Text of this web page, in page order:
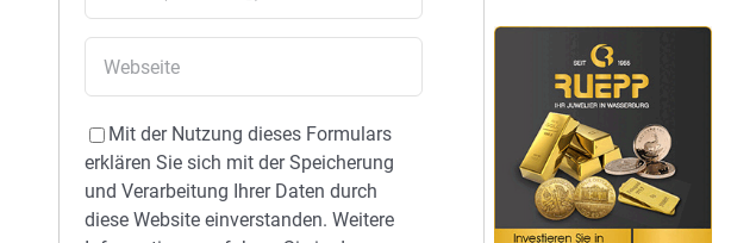
Mit der Nutzung dieses Formulars
erklären Sie sich mit der Speicherung
und Verarbeitung Ihrer Daten durch
diese Website einverstanden. Weitere